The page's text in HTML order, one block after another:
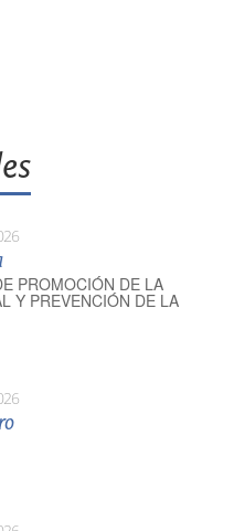
PROMOCIÓN DE LA
Y PREVENCIÓN DE LA